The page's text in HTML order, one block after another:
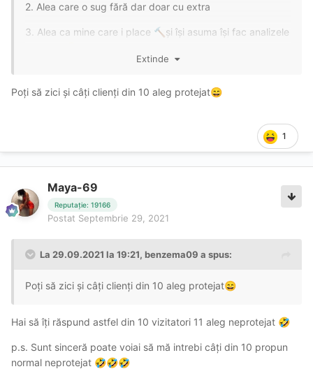
2. Alea care o sug fără dar doar cu extra
3. Alea ca mine care i place 🔨și își asuma își fac analizele
punctul de vedere al unei escorte🤓
Extinde
Poți să zici și câți clienți din 10 aleg protejat😄
1
Maya-69
Reputație: 19166
Postat Septembrie 29, 2021
La 29.09.2021 la 19:21, benzema09 a spus:
Poți să zici și câți clienți din 10 aleg protejat😄
Hai să îți răspund astfel din 10 vizitatori 11 aleg neprotejat 🤣
p.s. Sunt sinceră poate voiai să mă intrebi câți din 10 propun
normal neprotejat 🤣🤣🤣